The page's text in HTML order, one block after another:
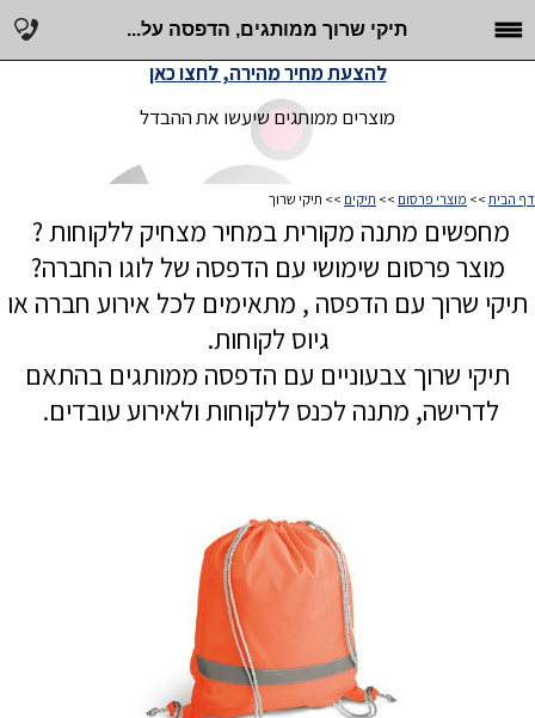
תיקי שרוך ממותגים, הדפסה על...
מוצרים ממותגים שיעשו את ההבדל
להצעת מחיר מהירה, לחצו כאן
דף הבית >> מוצרי פרסום >> תיקים >> תיקי שרוך
מחפשים מתנה מקורית במחיר מצחיק ללקוחות ?
מוצר פרסום שימושי עם הדפסה של לוגו החברה?
תיקי שרוך עם הדפסה , מתאימים לכל אירוע חברה או
גיוס לקוחות.
תיקי שרוך צבעוניים עם הדפסה ממותגים בהתאם
לדרישה, מתנה לכנס ללקוחות ולאירוע עובדים.